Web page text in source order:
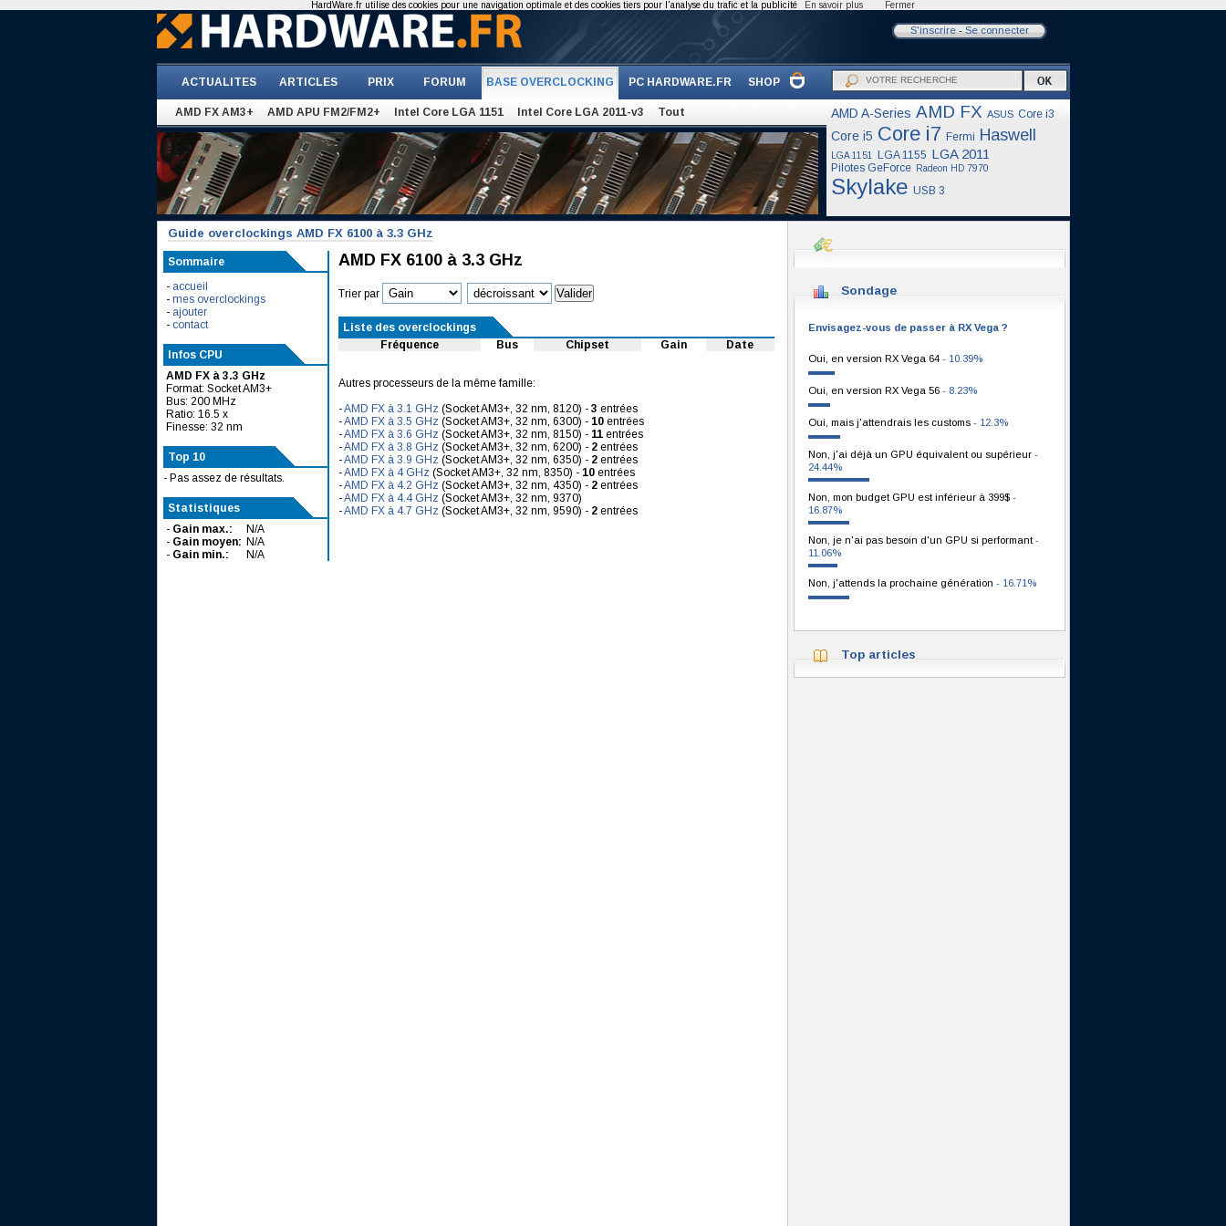
S'inscrire- Se connecter
ACTUALITES ARTICLES PRIX FORUM BASE OVERCLOCKING PC HARDWARE.FR SHOP
AMD FX AM3+ AMD APU FM2/FM2+ Intel Core LGA 1151 Intel Core LGA 2011-v3 Tout AMD A-Series AMD FX ASUS Core i3
Core i5 Core i7 Fermi Haswell
LGA 1151 LGA 1155 LGA 2011
Pilotes GeForce Radeon HD 7970
Skylake USB 3
Guide overclockings AMD FX 6100 à 3.3 GHz
Sommaire
- accueil
- mes overclockings
- ajouter
- contact
Infos CPU
AMD FX à 3.3 GHz
Format: Socket AM3+
Bus: 200 MHz
Ratio: 16.5 x
Finesse: 32 nm
Top 10
- Pas assez de résultats.
Statistiques
- Gain max.:
N/A
- Gain moyen: N/A
- Gain min.: N/A
AMD FX 6100 à 3.3 GHz
Trier par
Liste des overclockings
Fréquence
Bus Chipset Gain Date
Autres processeurs de la même famille:
-AMD FX à 3.1 GHz (Socket AM3+, 32 nm, 8120) - 3 entrées
-AMD FX à 3.5 GHz (Socket AM3+, 32 nm, 6300) - 10entrées
-AMD FX à 3.6 GHz (Socket AM3+, 32 nm, 8150) - 11entrées
-AMD FX à 3.8 GHz (Socket AM3+, 32 nm, 6200) - 2entrées
-AMD FX à 3.9 GHz (Socket AM3+, 32 nm, 6350) - 2entrées
-AMD FX à 4 GHz (Socket AM3+, 32 nm, 8350) - 10entrées
-AMD FX à 4.2 GHz (Socket AM3+, 32 nm, 4350) - 2entrées
-AMD FX à 4.4 GHz (Socket AM3+, 32 nm, 9370)
-AMD FX à 4.7 GHz (Socket AM3+, 32 nm, 9590) - 2entrées
Sondage
Envisagez-vous de passer à RX Vega ?
Oui, en version RX Vega 64 - 10.39%
Oui, en version RX Vega 56 - 8.23%
Oui, mais j'attendrais les customs - 12.3%
Non, j'ai déjà un GPU équivalent ou supérieur -
24.44%
Non, mon budget GPU est inférieur à 399$ -
16.87%
Non, je n'ai pas besoin d'un GPU si performant -
11.06%
Non, j'attends la prochaine génération - 16.71%
Top articles
HardWare.fr utilise des cookies pour une navigation optimale et des cookies tiers pour l'analyse du trafic et la publicité En savoir plus Fermer